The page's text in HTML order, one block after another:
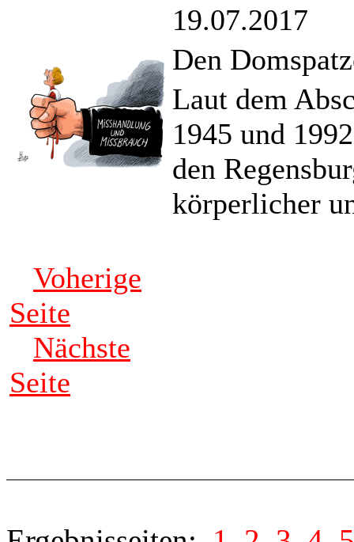
19.07.2017
Den
Laut dem
1945 und
den
körperlicher
Voherige
Seite
Nächste
Seite